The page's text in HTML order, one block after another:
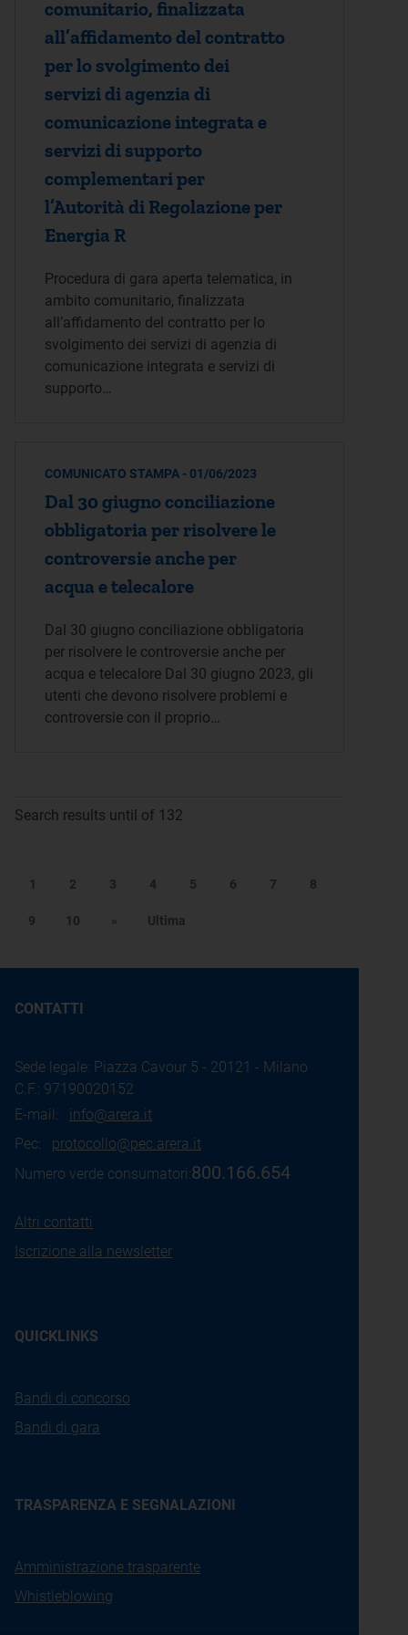
comunitario, finalizzata
all’affidamento del contratto
per lo svolgimento dei
servizi di agenzia di
comunicazione integrata e
servizi di supporto
complementari per
l’Autorità di Regolazione per
Energia R
Procedura di gara aperta telematica, in
ambito comunitario, finalizzata
all’affidamento del contratto per lo
svolgimento dei servizi di agenzia di
comunicazione integrata e servizi di
supporto…
COMUNICATO STAMPA - 01/06/2023
Dal 30 giugno conciliazione
obbligatoria per risolvere le
controversie anche per
acqua e telecalore
Dal 30 giugno conciliazione obbligatoria
per risolvere le controversie anche per
acqua e telecalore Dal 30 giugno 2023, gli
utenti che devono risolvere problemi e
controversie con il proprio…
Search results until of 132
1 2 3 4 5 6 7 8
9 10 » Ultima
CONTATTI
Sede legale: Piazza Cavour 5 - 20121 - Milano
C.F.: 97190020152
E-mail: info@arera.it
Pec: protocollo@pec.arera.it
Numero verde consumatori:800.166.654
Altri contatti
Iscrizione alla newsletter
QUICKLINKS
Bandi di concorso
Bandi di gara
TRASPARENZA E SEGNALAZIONI
Amministrazione trasparente
Whistleblowing